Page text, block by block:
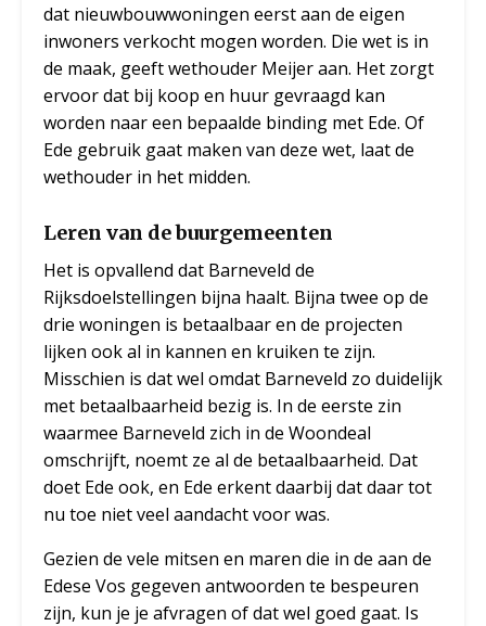
dat nieuwbouwwoningen eerst aan de eigen
inwoners verkocht mogen worden. Die wet is in
de maak, geeft wethouder Meijer aan. Het zorgt
ervoor dat bij koop en huur gevraagd kan
worden naar een bepaalde binding met Ede. Of
Ede gebruik gaat maken van deze wet, laat de
wethouder in het midden.
Leren van de buurgemeenten
Het is opvallend dat Barneveld de
Rijksdoelstellingen bijna haalt. Bijna twee op de
drie woningen is betaalbaar en de projecten
lijken ook al in kannen en kruiken te zijn.
Misschien is dat wel omdat Barneveld zo duidelijk
met betaalbaarheid bezig is. In de eerste zin
waarmee Barneveld zich in de Woondeal
omschrijft, noemt ze al de betaalbaarheid. Dat
doet Ede ook, en Ede erkent daarbij dat daar tot
nu toe niet veel aandacht voor was.
Gezien de vele mitsen en maren die in de aan de
Edese Vos gegeven antwoorden te bespeuren
zijn, kun je je afvragen of dat wel goed gaat. Is